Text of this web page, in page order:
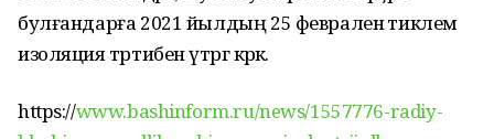
булғандарға 2021 йылдың 25 февраленә тиклем
изоляция тәртибен үтәргә кәрәк.
https://www.bashinform.ru/news/1557776-radiy-